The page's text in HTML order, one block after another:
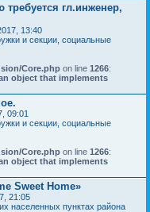
гл.инженер,
13:40
и секции, социальные
Core.php on line 1266:
object that implements
09:01
и секции, социальные
Core.php on line 1266:
object that implements
Sweet Home»
21:05
населенных пунктах района